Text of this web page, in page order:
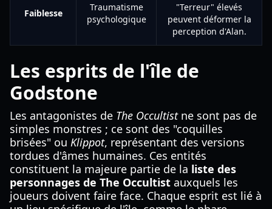
Faiblesse
Traumatisme
psychologique
"Terreur" élevés
peuvent déformer la
perception d'Alan.
Les esprits de l'île de
Godstone
Les antagonistes de The Occultistne sont pas de
simples monstres ; ce sont des "coquilles
brisées" ou Klippot, représentant des versions
tordues d'âmes humaines. Ces entités
constituent la majeure partie de la liste des
personnages de The Occultist auxquels les
joueurs doivent faire face. Chaque esprit est lié à